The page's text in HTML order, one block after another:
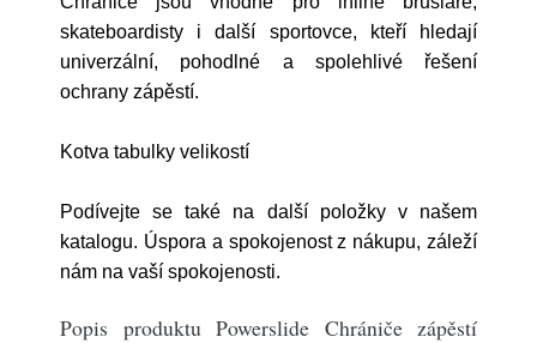
skateboardisty i další sportovce, kteří hledají
univerzální, pohodlné a spolehlivé řešení
ochrany zápěstí.
Kotva tabulky velikostí
Podívejte se také na další položky v našem
katalogu. Úspora a spokojenost z nákupu, záleží
nám na vaší spokojenosti.
Popis produktu Powerslide Chrániče zápěstí